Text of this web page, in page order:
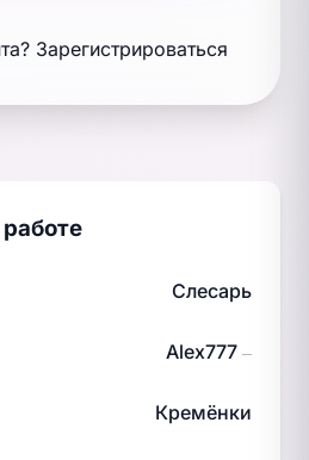
Зарегистрироваться
Слесарь
Alex777 —
Кремёнки